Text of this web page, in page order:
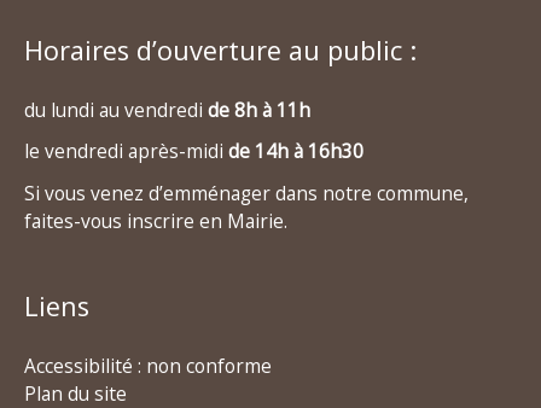
Horaires d’ouverture au public :
du lundi au vendredi de 8h à 11h
le vendredi après-midi de 14h à 16h30
Si vous venez d’emménager dans notre commune,
faites-vous inscrire en Mairie.
Liens
Accessibilité : non conforme
Plan du site